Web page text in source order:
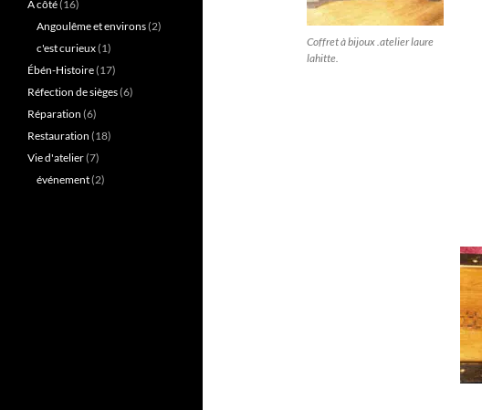
Coffret à bijoux .atelier laure
lahitte.
À côté(16)
Angoulême et environs(2)
c'est curieux(1)
Ébén-Histoire(17)
Réfection de sièges(6)
Réparation (6)
Restauration (18)
Vie d'atelier(7)
événement(2)